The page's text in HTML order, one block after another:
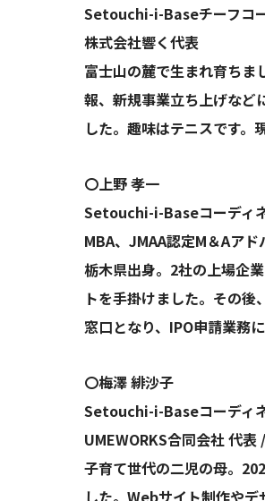
Setouchi-i-Baseチーフコ
株式会社響く代表
富士山の麓で生まれ育ち
報、新規事業立ち上げなど
した。趣味はテニスです。
〇上野 孝一
Setouchi-i-Baseコーディ
MBA、JMAA認定M＆Aアド
栃木県出身。2社の上場企
トを手掛けました。その
窓口となり、IPO申請業務
〇梅澤 緋沙子
Setouchi-i-Baseコーディ
UMEWORKS合同会社 代
子育て世代の二児の母。
した。Webサイト制作や